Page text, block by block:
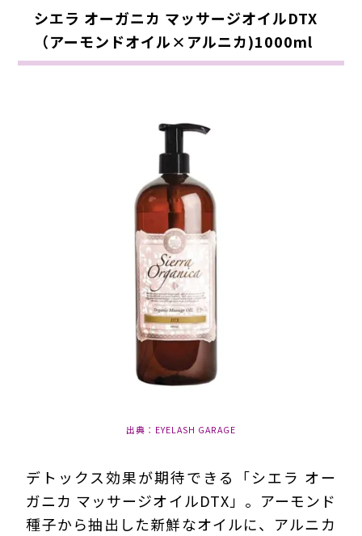
シエラ オーガニカ マッサージオイルDTX
（アーモンドオイル×アルニカ)1000ml
出典：EYELASH GARAGE
デトックス効果が期待できる「シエラ オー
ガニカ マッサージオイルDTX」。アーモンド
種子から抽出した新鮮なオイルに、アルニカ